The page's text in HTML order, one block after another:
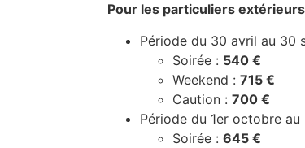
Pour les particuliers
Période du 30 avril au 30
Soirée : 540 €
Weekend : 715 €
Caution : 700 €
Période du 1er octobre
Soirée : 645 €